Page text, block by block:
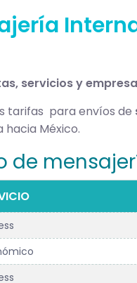
servicios y
tarifas para envíos de
México.
de